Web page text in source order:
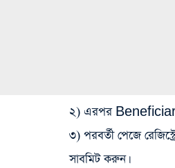
২) এরপর
৩) পরবর্তী পেজে
সাবমিট করুন।